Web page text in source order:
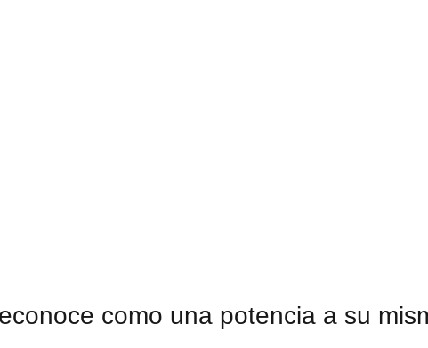
como una potencia a su